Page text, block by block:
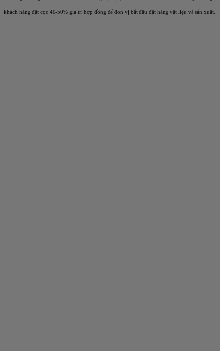
khách hàng đặt cọc 40-50% giá trị hợp đồng để đơn vị bắt đầu đặt hàng vật liệu và sản xuất.